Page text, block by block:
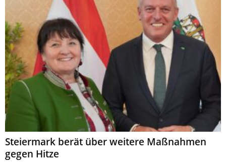
Steiermark berät über weitere Maßnahmen
gegen Hitze